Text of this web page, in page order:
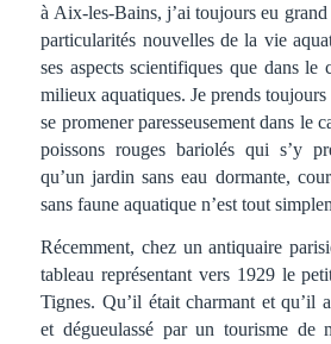
à Aix-les-Bains, j’ai toujours eu
particularités nouvelles de la vie
ses aspects scientifiques que dans le
milieux aquatiques. Je prends
se promener paresseusement dans le
poissons rouges bariolés qui s’y
qu’un jardin sans eau dormante,
sans faune aquatique n’est tout
Récemment, chez un antiquaire
tableau représentant vers 1929 le
Tignes. Qu’il était charmant et qu’il
et dégueulassé par un tourisme de